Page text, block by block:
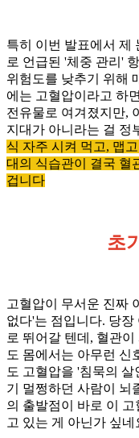
특히 이번 발표에서 제
로 언급된 '체중 관리'
위험도를 낮추기 위해
에는 고혈압이라고 하
전유물로 여겨졌지만,
지대가 아니라는 걸 정
식 자주 시켜 먹고, 맵
대의 식습관이 결국 혈
겁니다
초
고혈압이 무서운 진짜
없다'는 점입니다. 당
로 뛰어갈 텐데, 혈관
도 몸에서는 아무런 신
도 고혈압을 '침묵의
기 멀쩡하던 사람이 뇌
의 출발점이 바로 이
고 있는 게 아닌가 싶네